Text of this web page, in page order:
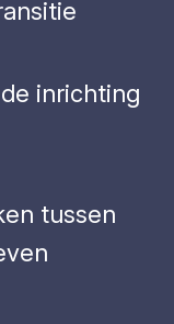
inrichting
tussen